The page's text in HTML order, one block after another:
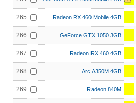
265 Radeon RX 460 Mobile 4GB
266 GeForce GTX 1050 3GB
267 Radeon RX 460 4GB
268 Arc A350M 4GB
269 Radeon 840M